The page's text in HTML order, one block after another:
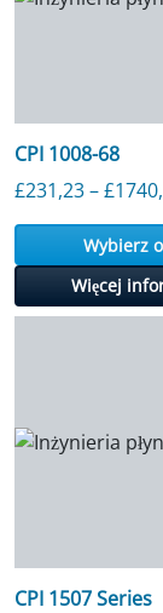
CPI 1008-68
£231,23–£
Wybierz
Więcej
CPI 1507 Series